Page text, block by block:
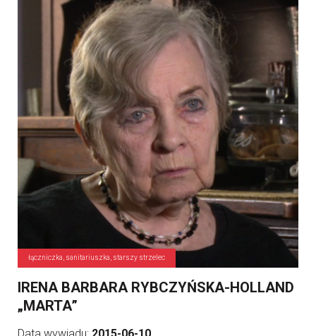
łączniczka, sanitariuszka, starszy strzelec
IRENA BARBARA RYBCZYŃSKA-HOLLAND
„MARTA”